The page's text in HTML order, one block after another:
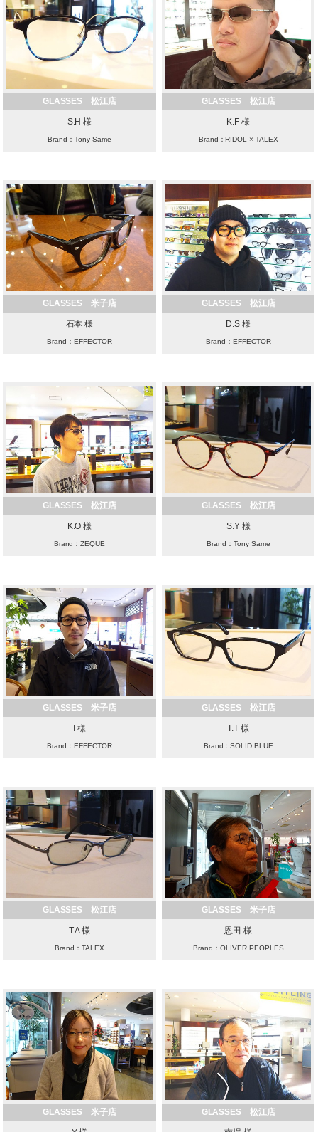
GLASSES 松江店
S.H 様
Brand：Tony Same
GLASSES 松江店
K.F 様
Brand：RIDOL × TALEX
GLASSES 米子店
石本 様
Brand：EFFECTOR
GLASSES 松江店
D.S 様
Brand：EFFECTOR
GLASSES 松江店
K.O 様
Brand：ZEQUE
GLASSES 松江店
S.Y 様
Brand：Tony Same
GLASSES 米子店
I 様
Brand：EFFECTOR
GLASSES 松江店
T.T 様
Brand：SOLID BLUE
GLASSES 松江店
T.A 様
Brand：TALEX
GLASSES 米子店
恩田 様
Brand：OLIVER PEOPLES
GLASSES 米子店 GLASSES 松江店